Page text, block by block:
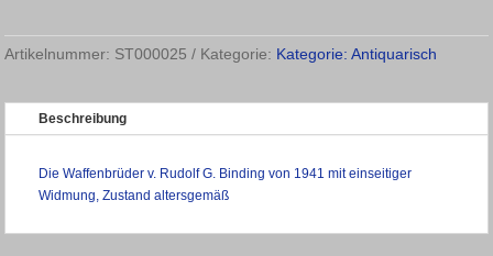
Artikelnummer: ST000025 Kategorie: Kategorie: Antiquarisch
Beschreibung
Die Waffenbrüder v. Rudolf G. Binding von 1941 mit einseitiger
Widmung, Zustand altersgemäß